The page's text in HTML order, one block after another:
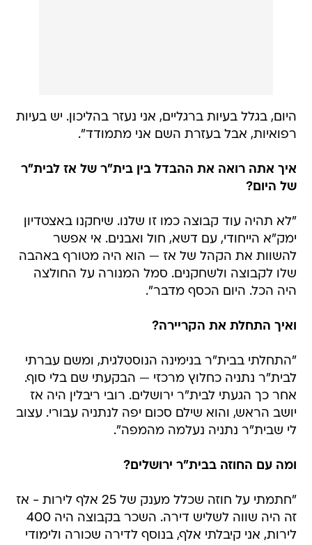
היום, בגלל בעיות ברגליים, אני נעזר בהליכון. יש בעיות
רפואיות, אבל בעזרת השם אני מתמודד".
איך אתה רואה את ההבדל בין בית"ר של אז לבית"ר
של היום?
"לא תהיה עוד קבוצה כמו זו שלנו. שיחקנו באצטדיון
ימק"א הייחודי, עם דשא, חול ואבנים. אי אפשר
להשוות את הקהל של אז — הוא היה מטורף באהבה
שלו לקבוצה ולשחקנים. סמל המנורה על החולצה
היה הכל. היום הכסף מדבר".
ואיך התחלת את הקריירה?
"התחלתי בבית"ר בנימינה הנוסטלגית, ומשם עברתי
לבית"ר נתניה כחלוץ מרכזי — הבקעתי שם בלי סוף.
אחר כך הגעתי לבית"ר ירושלים. רובי ריבלין היה אז
יושב הראש, והוא שילם סכום יפה לנתניה עבורי. עצוב
לי שבית"ר נתניה נעלמה מהמפה".
ומה עם החוזה בבית"ר ירושלים?
"חתמתי על חוזה שכלל מענק של 25 אלף לירות - אז
זה היה שווה לשליש דירה. השכר בקבוצה היה 400
לירות, אני קיבלתי אלף, בנוסף לדירה שכורה ולימודי